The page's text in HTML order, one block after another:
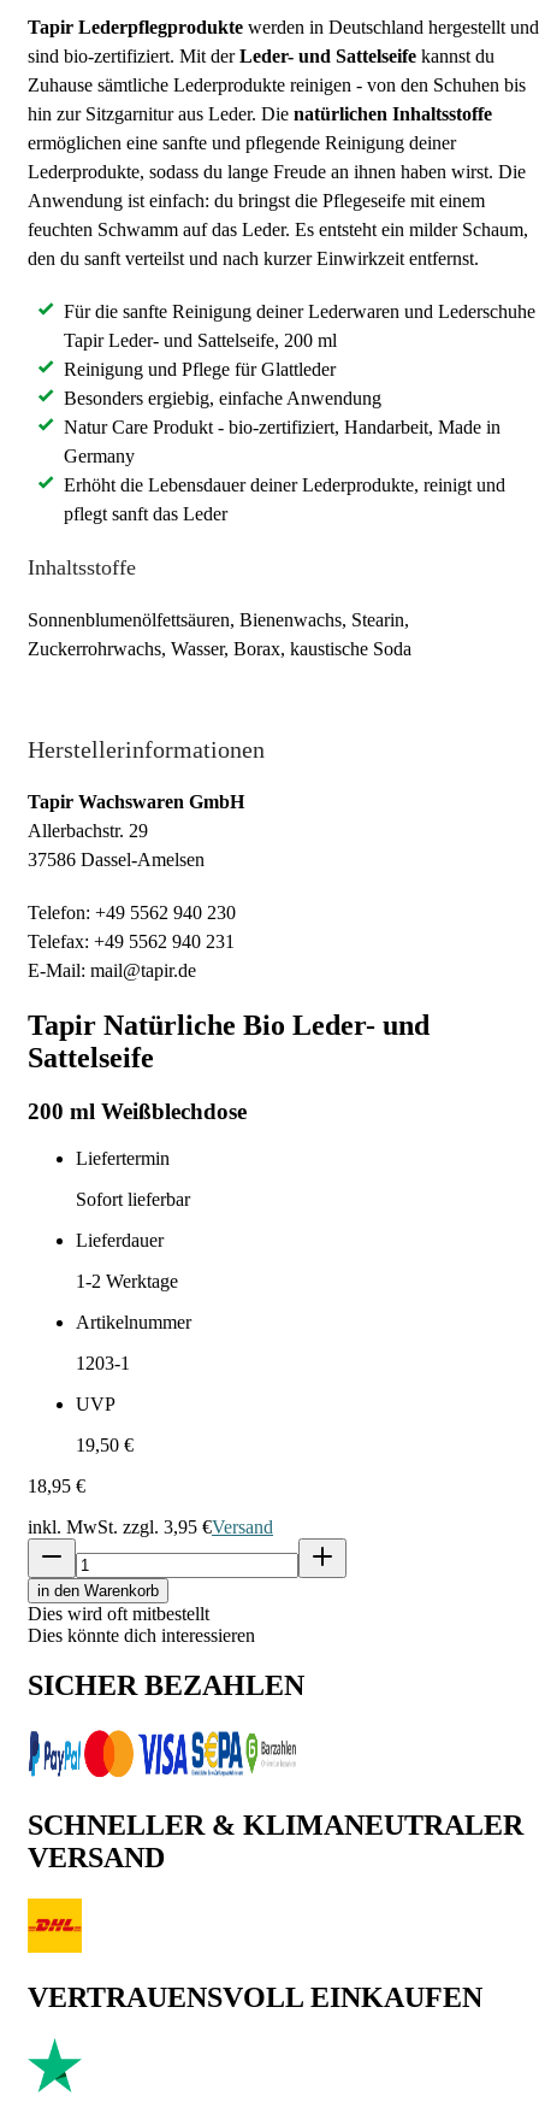
Tapir Lederpflegprodukte werden in Deutschland hergestellt und
sind bio-zertifiziert. Mit derLeder- und Sattelseife kannst du
Zuhause sämtliche Lederprodukte reinigen - von den Schuhen bis
hin zur Sitzgarnitur aus Leder. Die natürlichen Inhaltsstoffe
ermöglichen eine sanfte und pflegende Reinigung deiner
Lederprodukte, sodass du lange Freude an ihnen haben wirst. Die
Anwendung ist einfach: du bringst die Pflegeseife mit einem
feuchten Schwamm auf das Leder. Es entsteht ein milder Schaum,
den du sanft verteilst und nach kurzer Einwirkzeit entfernst.
Für die sanfte Reinigung deiner Lederwaren und Lederschuhe
Tapir Leder- und Sattelseife, 200 ml
Reinigung und Pflege für Glattleder
Besonders ergiebig, einfache Anwendung
Natur Care Produkt - bio-zertifiziert, Handarbeit, Made in
Germany
Erhöht die Lebensdauer deiner Lederprodukte, reinigt und
pflegt sanft das Leder
Inhaltsstoffe
Sonnenblumenölfettsäuren, Bienenwachs, Stearin,
Zuckerrohrwachs, Wasser, Borax, kaustische Soda
Herstellerinformationen
Tapir Wachswaren GmbH
Allerbachstr. 29
37586 Dassel-Amelsen
Telefon: +49 5562 940 230
Telefax: +49 5562 940 231
E-Mail: mail@tapir.de
Tapir Natürliche Bio Leder- und
Sattelseife
200 ml Weißblechdose
Liefertermin
Sofort lieferbar
Lieferdauer
1-2 Werktage
Artikelnummer
1203-1
UVP
19,50 €
18,95 €
inkl. MwSt. zzgl. 3,95 €Versand
in den Warenkorb
Dies wird oft mitbestellt
Dies könnte dich interessieren
SICHER BEZAHLEN
SCHNELLER & KLIMANEUTRALER
VERSAND
VERTRAUENSVOLL EINKAUFEN